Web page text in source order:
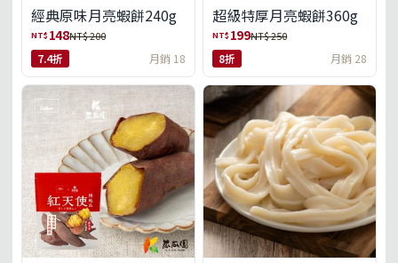
經典原味月亮蝦餅240g
NT$ 148NT$ 200
7.4折 月銷 18
超級特厚月亮蝦餅360g
NT$ 199NT$ 250
8折 月銷 28